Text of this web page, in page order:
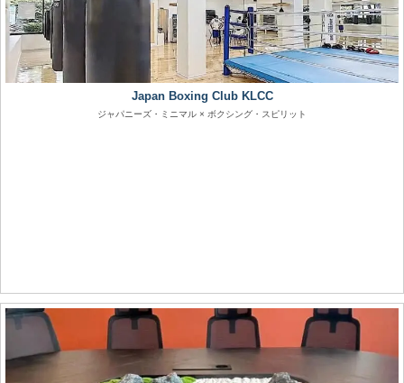
Japan Boxing Club KLCC
ジャパニーズ・ミニマル × ボクシング・スピリット